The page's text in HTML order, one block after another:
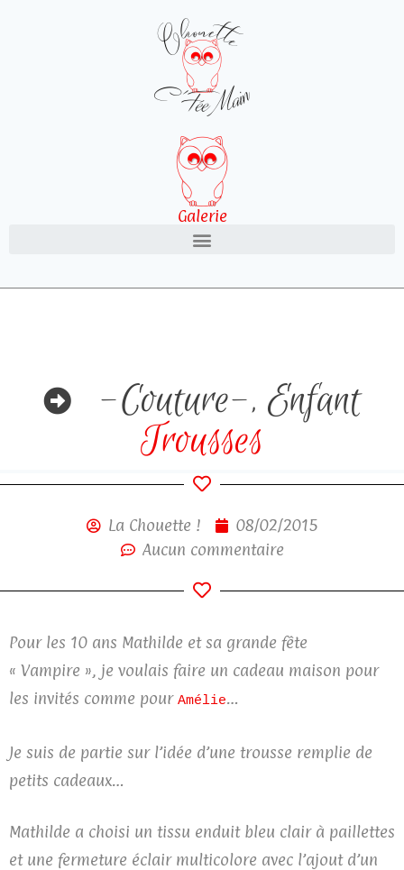
Galerie
-Couture-, Enfant
Trousses
La Chouette !
08/02/2015
Aucun commentaire
Pour les 10 ans Mathilde et sa grande fête
« Vampire », je voulais faire un cadeau maison pour
les invités comme pour Amélie…
Je suis de partie sur l’idée d’une trousse remplie de
petits cadeaux…
Mathilde a choisi un tissu enduit bleu clair à paillettes
et une fermeture éclair multicolore avec l’ajout d’un